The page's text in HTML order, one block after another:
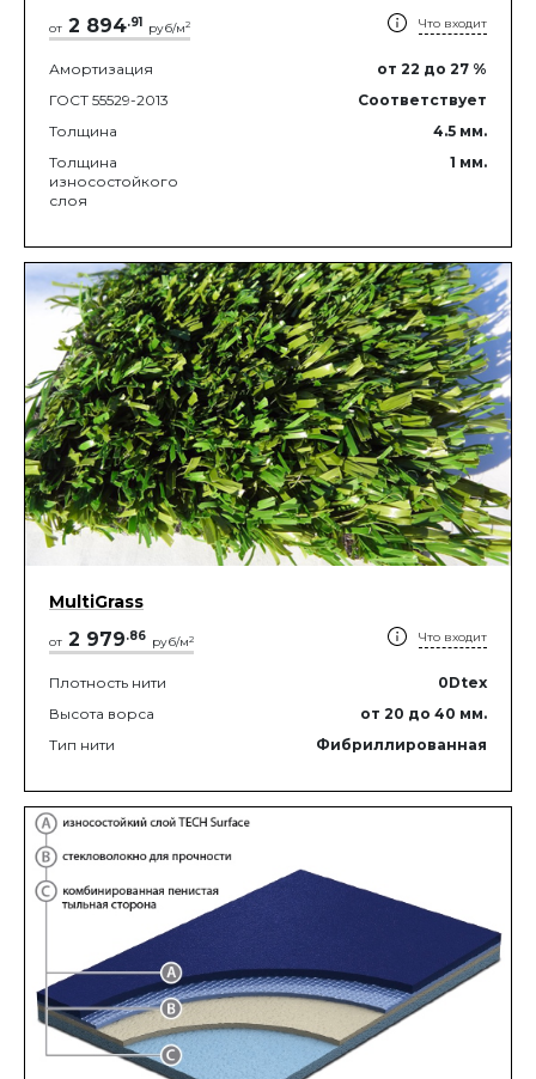
от 2 894.91 руб/м2 Что входит
Амортизация от 22 до 27 %
ГОСТ 55529-2013
Соответствует
Толщина
4.5 мм.
Толщина
износостойкого
слоя
1 мм.
MultiGrass
от 2 979.86 руб/м2 Что входит
Плотность нити 0Dtex
Высота ворса
от 20 до 40 мм.
Тип нити
Фибриллированная